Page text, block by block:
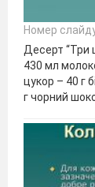
Номер
Десерт “Три
430 мл
цукор – 40 г
г чорний